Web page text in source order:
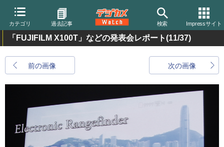
カテゴリ 過去記事 検索 Impressサイト
「FUJIFILM X100T」などの発表会レポート(11/37)
前の画像 次の画像